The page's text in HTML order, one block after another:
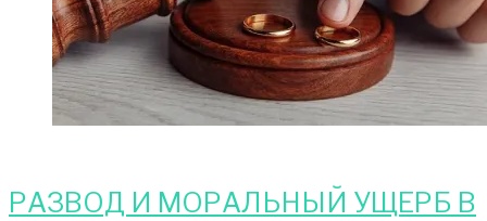
РАЗВОД И МОРАЛЬНЫЙ УЩЕРБ В